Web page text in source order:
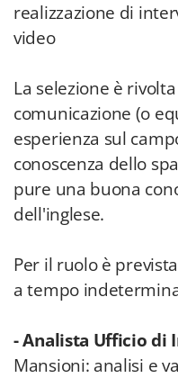
realizzazione di
video
La selezione è
comunicazione (o
esperienza sul
conoscenza dello
pure una buona
dell'inglese.
Per il ruolo è
a tempo
- Analista Ufficio di
Mansioni: analisi e